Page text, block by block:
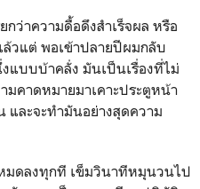
กว่าความดื้อดึงสำเร็จผล หรือ
วแต่ พอเข้าปลายปีผมกลับ
บบบ้าคลั่ง มันเป็นเรื่องที่ไม่
มคาดหมายมาเคาะประตูหน้า
และจะทำมันอย่างสุดความ
มดลงทุกที เข็มวินาทีหมุนวนไป